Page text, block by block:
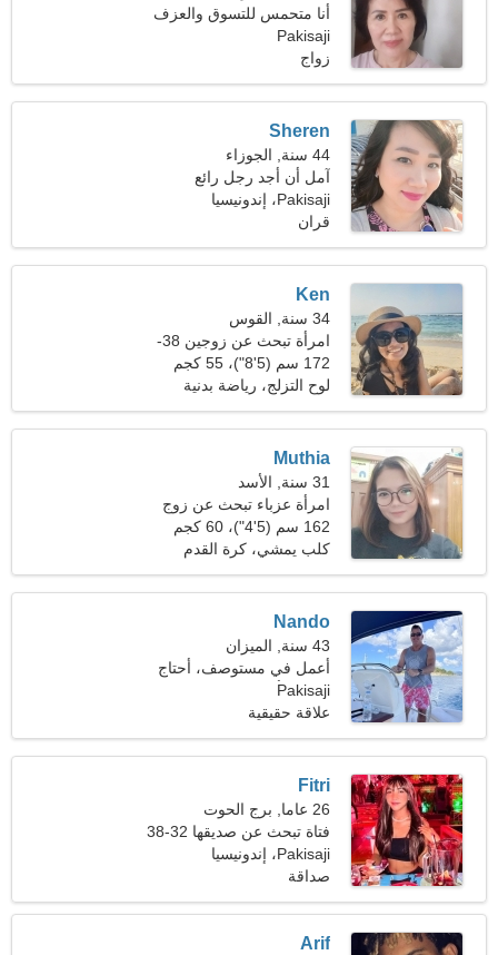
أنا متحمس للتسوق والعزف
على البيانو
Pakisaji
زواج
Sheren
44 سنة, الجوزاء
آمل أن أجد رجل رائع
Pakisaji، إندونيسيا
قران
Ken
34 سنة, القوس
امرأة تبحث عن زوجين 38-
44
172 سم (5'8")، 55 كجم
(121 رطلا)
لوح التزلج، رياضة بدنية
Muthia
31 سنة, الأسد
امرأة عزباء تبحث عن زوج
33-40
162 سم (5'4")، 60 كجم
(132 رطلا)
كلب يمشي، كرة القدم
الامريكية
Nando
43 سنة, الميزان
أعمل في مستوصف، أحتاج
إلى امرأة خجولة
Pakisaji
علاقة حقيقية
Fitri
26 عاما, برج الحوت
فتاة تبحث عن صديقها 32-38
Pakisaji، إندونيسيا
صداقة
Arif